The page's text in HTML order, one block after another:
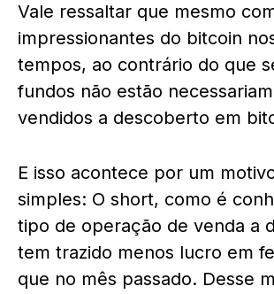
Vale ressaltar que mesmo
impressionantes do bitcoin
tempos, ao contrário do que
fundos não estão
vendidos a descoberto em
E isso acontece por um
simples: O short, como é
tipo de operação de venda a
tem trazido menos lucro em
que no mês passado. Desse